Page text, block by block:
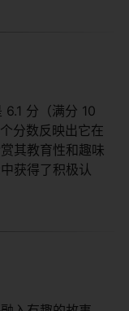
分（满分 10
分数反映出它在
其教育性和趣味
获得了积极认